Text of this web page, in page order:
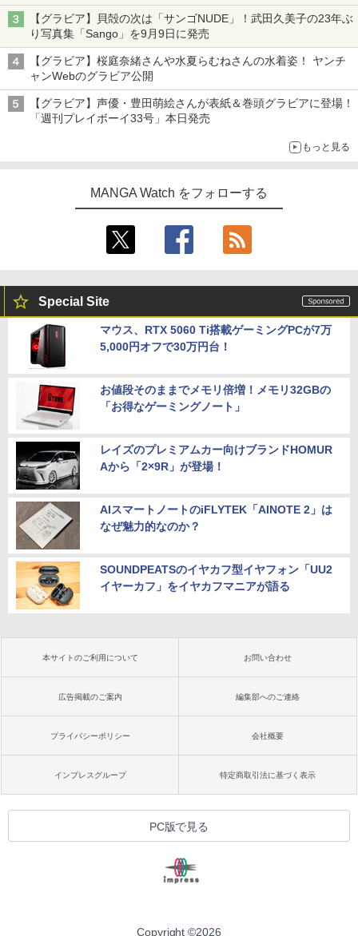
【グラビア】貝殻の次は「サンゴNUDE」！武田久美子の23年ぶ
り写真集「Sango」を9月9日に発売
【グラビア】桜庭奈緒さんや水夏らむねさんの水着姿！ ヤンチ
ャンWebのグラビア公開
【グラビア】声優・豊田萌絵さんが表紙＆巻頭グラビアに登場！
「週刊プレイボーイ33号」本日発売
もっと見る
MANGA Watch をフォローする
Special Site
マウス、RTX 5060 Ti搭載ゲーミングPCが7万
5,000円オフで30万円台！
お値段そのままでメモリ倍増！メモリ32GBの
「お得なゲーミングノート」
レイズのプレミアムカー向けブランドHOMUR
Aから「2×9R」が登場！
AIスマートノートのiFLYTEK「AINOTE 2」は
なぜ魅力的なのか？
SOUNDPEATSのイヤカフ型イヤフォン「UU2
イヤーカフ」をイヤカフマニアが語る
本サイトのご利用について お問い合わせ
広告掲載のご案内 編集部へのご連絡
プライバシーポリシー 会社概要
インプレスグループ 特定商取引法に基づく表示
PC版で見る
Copyright ©2026